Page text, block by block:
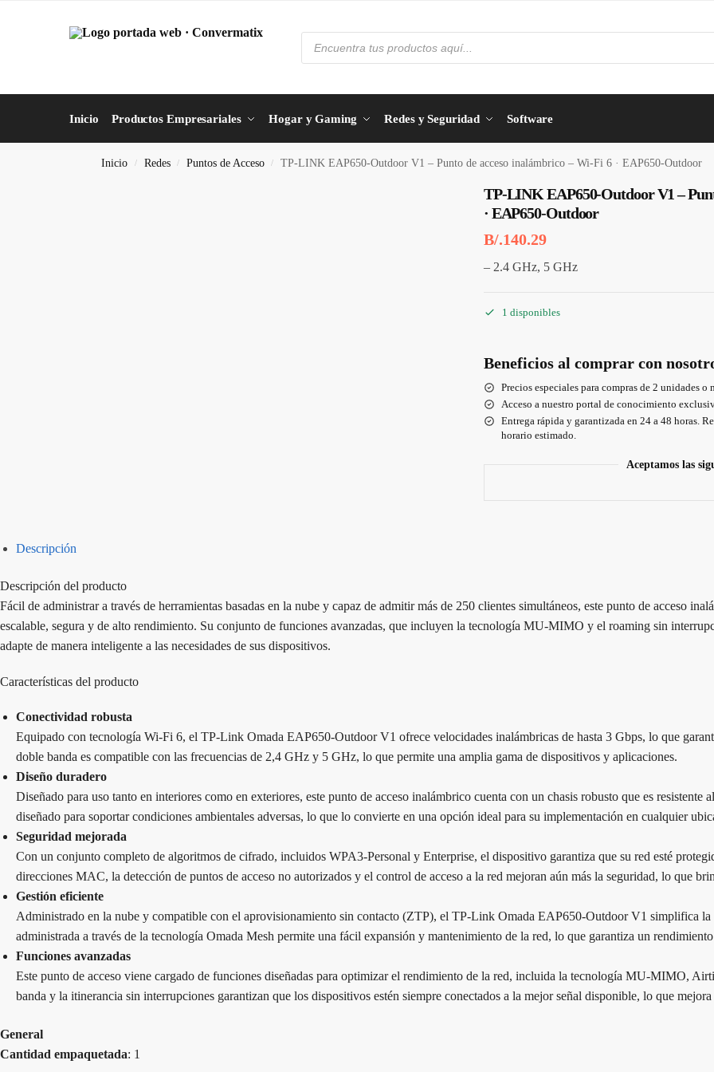
Inicio Productos Empresariales Hogar y Gaming Redes y Seguridad Software
Inicio / Redes / Puntos de Acceso / TP-LINK EAP650-Outdoor V1 – Punto de acceso inalámbrico – Wi-Fi 6 · EAP650-Outdoor
TP-LINK EAP650-Outdoor V1 –
· EAP650-Outdoor
B/.140.29
– 2.4 GHz, 5 GHz
1 disponibles
Beneficios al comprar con
Precios especiales para compras de 2 unidades o
Acceso a nuestro portal de conocimiento
Entrega rápida y garantizada en 24 a 48 horas.
horario estimado.
Aceptamos las
Descripción
Descripción del producto
Fácil de administrar a través de herramientas basadas en la nube y capaz de admitir más de 250 clientes simultáneos, este punto de acceso
escalable, segura y de alto rendimiento. Su conjunto de funciones avanzadas, que incluyen la tecnología MU-MIMO y el roaming sin
adapte de manera inteligente a las necesidades de sus dispositivos.
Características del producto
Conectividad robusta
Equipado con tecnología Wi-Fi 6, el TP-Link Omada EAP650-Outdoor V1 ofrece velocidades inalámbricas de hasta 3 Gbps, lo que
doble banda es compatible con las frecuencias de 2,4 GHz y 5 GHz, lo que permite una amplia gama de dispositivos y aplicaciones.
Diseño duradero
Diseñado para uso tanto en interiores como en exteriores, este punto de acceso inalámbrico cuenta con un chasis robusto que es
diseñado para soportar condiciones ambientales adversas, lo que lo convierte en una opción ideal para su implementación en cualquier
Seguridad mejorada
Con un conjunto completo de algoritmos de cifrado, incluidos WPA3-Personal y Enterprise, el dispositivo garantiza que su red esté
direcciones MAC, la detección de puntos de acceso no autorizados y el control de acceso a la red mejoran aún más la seguridad, lo que
Gestión eficiente
Administrado en la nube y compatible con el aprovisionamiento sin contacto (ZTP), el TP-Link Omada EAP650-Outdoor V1 simplifica la
administrada a través de la tecnología Omada Mesh permite una fácil expansión y mantenimiento de la red, lo que garantiza un
Funciones avanzadas
Este punto de acceso viene cargado de funciones diseñadas para optimizar el rendimiento de la red, incluida la tecnología MU-MIMO,
banda y la itinerancia sin interrupciones garantizan que los dispositivos estén siempre conectados a la mejor señal disponible, lo que
General
Cantidad empaquetada: 1